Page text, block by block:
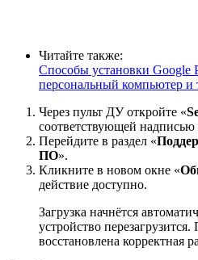
Читайте также:
Способы установки Google
персональный компьютер и
Через пульт ДУ откройте «
соответствующей надписью
Перейдите в раздел «
ПО».
Кликните в новом окне «
действие доступно.
Загрузка начнётся
устройство
восстановлена корректная